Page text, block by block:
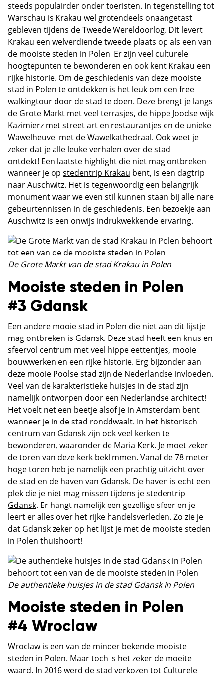
steeds populairder onder toeristen. In tegenstelling tot
Warschau is Krakau wel grotendeels onaangetast
gebleven tijdens de Tweede Wereldoorlog. Dit levert
Krakau een welverdiende tweede plaats op als een van
de mooiste steden in Polen. Er zijn veel culturele
hoogtepunten te bewonderen en ook kent Krakau een
rijke historie. Om de geschiedenis van deze mooiste
stad in Polen te ontdekken is het leuk om een free
walkingtour door de stad te doen. Deze brengt je langs
de Grote Markt met veel terrasjes, de hippe Joodse wijk
Kazimierz met street art en restaurantjes en de unieke
Wawelheuvel met de Wawelkathedraal. Ook weet je
zeker dat je alle leuke verhalen over de stad
ontdekt! Een laatste highlight die niet mag ontbreken
wanneer je op stedentrip Krakau bent, is een dagtrip
naar Auschwitz. Het is tegenwoordig een belangrijk
monument waar we even stil kunnen staan bij alle nare
gebeurtennissen in de geschiedenis. Een bezoekje aan
Auschwitz is een onwijs indrukwekkende ervaring.
De Grote Markt van de stad Krakau in Polen
Mooiste steden in Polen
#3 Gdansk
Een andere mooie stad in Polen die niet aan dit lijstje
mag ontbreken is Gdansk. Deze stad heeft een knus en
sfeervol centrum met veel hippe eettentjes, mooie
bouwwerken en een rijke historie. Erg bijzonder aan
deze mooie Poolse stad zijn de Nederlandse invloeden.
Veel van de karakteristieke huisjes in de stad zijn
namelijk ontworpen door een Nederlandse architect!
Het voelt net een beetje alsof je in Amsterdam bent
wanneer je in de stad ronddwaalt. In het historisch
centrum van Gdansk zijn ook veel kerken te
bewonderen, waaronder de Maria Kerk. Je moet zeker
de toren van deze kerk beklimmen. Vanaf de 78 meter
hoge toren heb je namelijk een prachtig uitzicht over
de stad en de haven van Gdansk. De haven is echt een
plek die je niet mag missen tijdens jestedentrip
Gdansk. Er hangt namelijk een gezellige sfeer en je
leert er alles over het rijke handelsverleden. Zo zie je
dat Gdansk zeker op het lijst je met de mooiste steden
in Polen thuishoort!
De authentieke huisjes in de stad Gdansk in Polen
Mooiste steden in Polen
#4 Wroclaw
Wroclaw is een van de minder bekende mooiste
steden in Polen. Maar toch is het zeker de moeite
waard. In 2016 werd de stad verkozen tot Culturele